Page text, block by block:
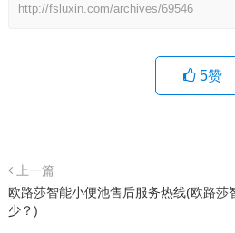
http://fsluxin.com/archives/69546
5赞
上一篇
欧路莎智能小便池售后服务热线(欧路莎
少？)